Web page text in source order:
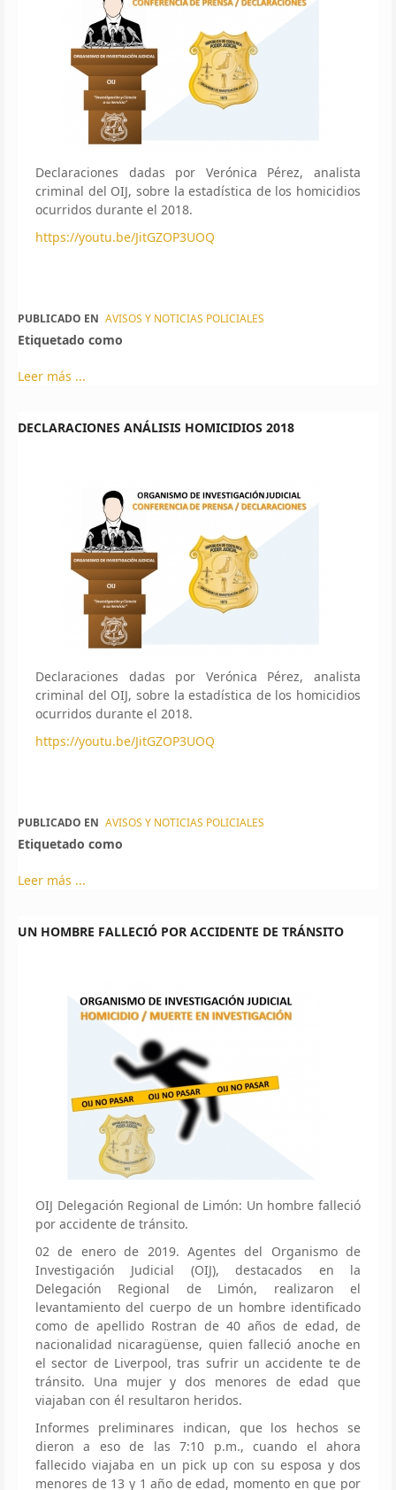
Declaraciones dadas por Verónica Pérez, analista
criminal del OIJ, sobre la estadística de los homicidios
ocurridos durante el 2018.
https://youtu.be/JitGZOP3UOQ
PUBLICADO EN AVISOS Y NOTICIAS POLICIALES
Etiquetado como
Leer más ...
DECLARACIONES ANÁLISIS HOMICIDIOS 2018
Declaraciones dadas por Verónica Pérez, analista
criminal del OIJ, sobre la estadística de los homicidios
ocurridos durante el 2018.
https://youtu.be/JitGZOP3UOQ
PUBLICADO EN AVISOS Y NOTICIAS POLICIALES
Etiquetado como
Leer más ...
UN HOMBRE FALLECIÓ POR ACCIDENTE DE TRÁNSITO
OIJ Delegación Regional de Limón: Un hombre falleció
por accidente de tránsito.
02 de enero de 2019. Agentes del Organismo de
Investigación Judicial (OIJ), destacados en la
Delegación Regional de Limón, realizaron el
levantamiento del cuerpo de un hombre identificado
como de apellido Rostran de 40 años de edad, de
nacionalidad nicaragüense, quien falleció anoche en
el sector de Liverpool, tras sufrir un accidente te de
tránsito. Una mujer y dos menores de edad que
viajaban con él resultaron heridos.
Informes preliminares indican, que los hechos se
dieron a eso de las 7:10 p.m., cuando el ahora
fallecido viajaba en un pick up con su esposa y dos
menores de 13 y 1 año de edad, momento en que por